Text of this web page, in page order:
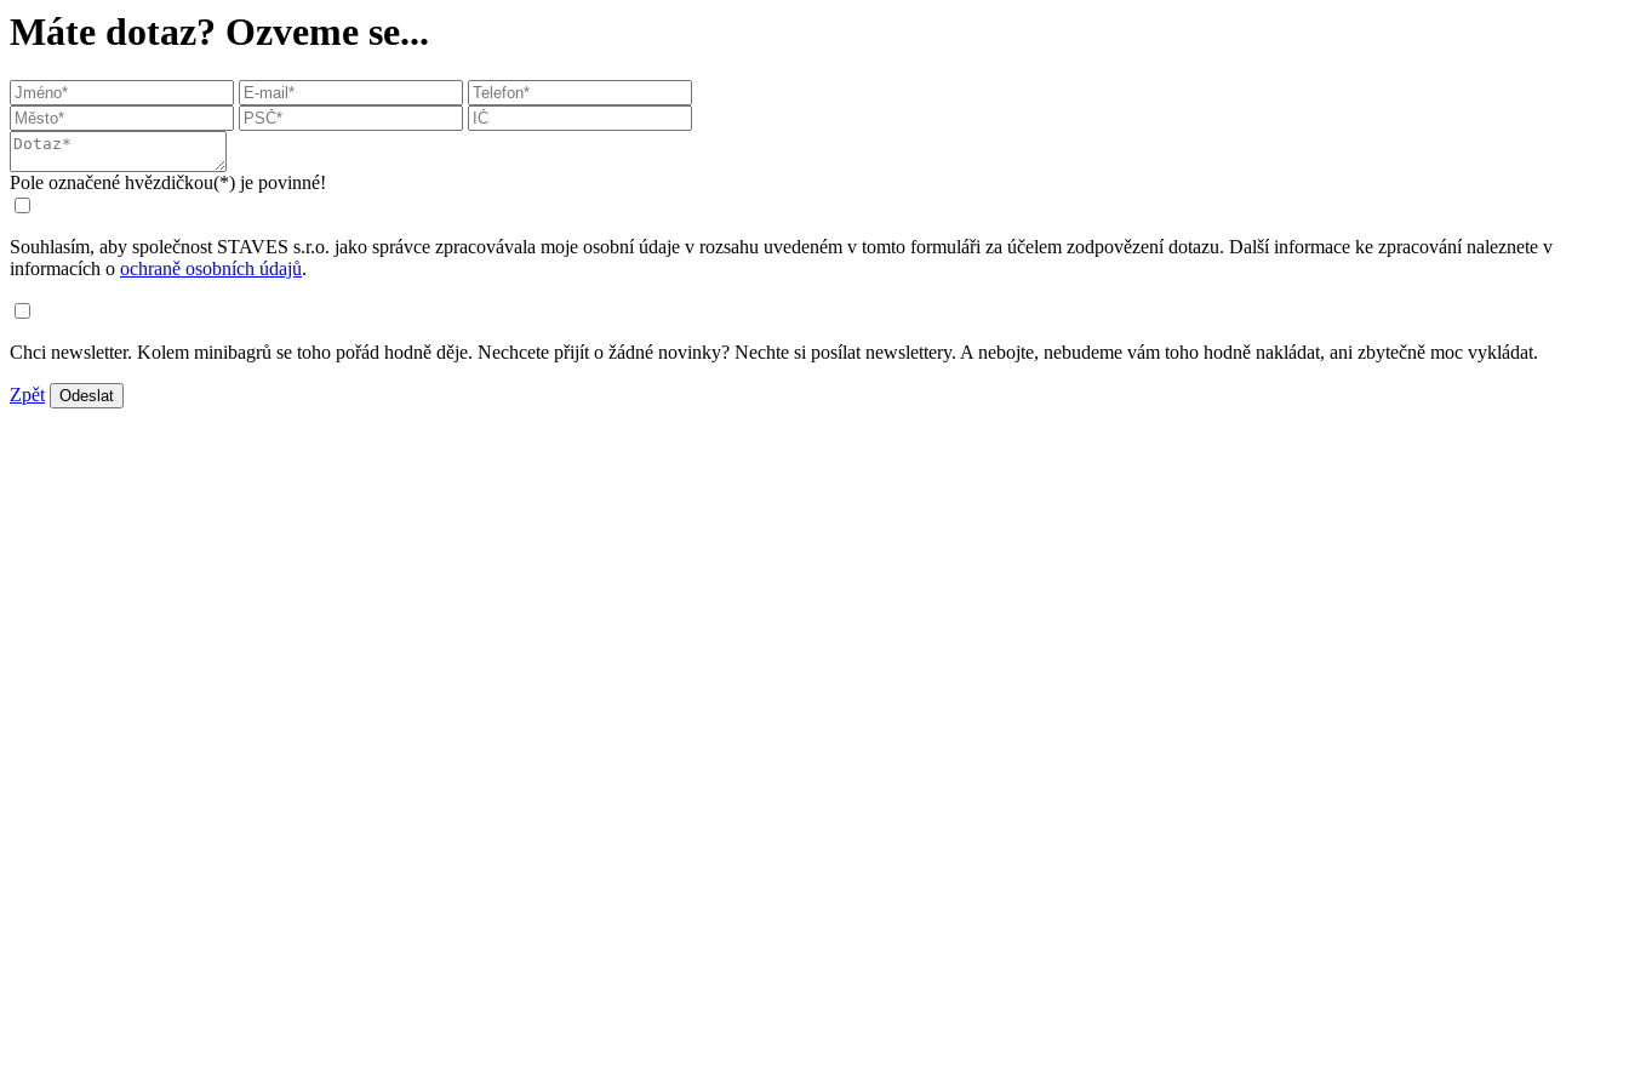
Máte dotaz? Ozveme se...
Pole označené hvězdičkou(*) je povinné!
Souhlasím, aby společnost STAVES s.r.o. jako správce zpracovávala moje osobní údaje v rozsahu uvedeném v tomto formuláři za účelem zodpovězení dotazu. Další informace ke zpracování naleznete v
informacích o ochraně osobních údajů.
Chci newsletter. Kolem minibagrů se toho pořád hodně děje. Nechcete přijít o žádné novinky? Nechte si posílat newslettery. A nebojte, nebudeme vám toho hodně nakládat, ani zbytečně moc vykládat.
Zpět Odeslat